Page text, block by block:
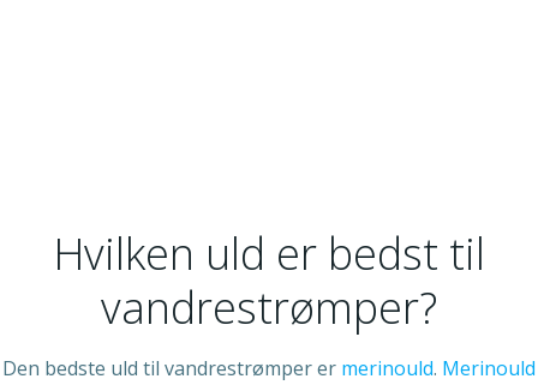
Hvilken uld er bedst til
vandrestrømper?
Den bedste uld til vandrestrømper er merinould. Merinould